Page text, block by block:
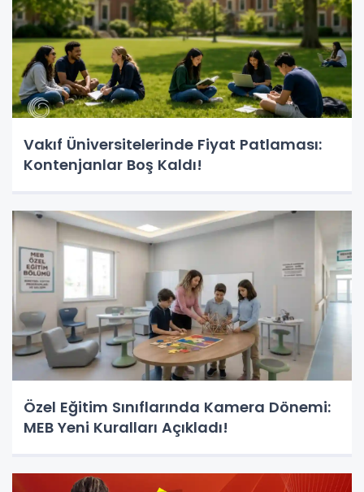
Vakıf Üniversitelerinde Fiyat Patlaması:
Kontenjanlar Boş Kaldı!
Özel Eğitim Sınıflarında Kamera Dönemi:
MEB Yeni Kuralları Açıkladı!